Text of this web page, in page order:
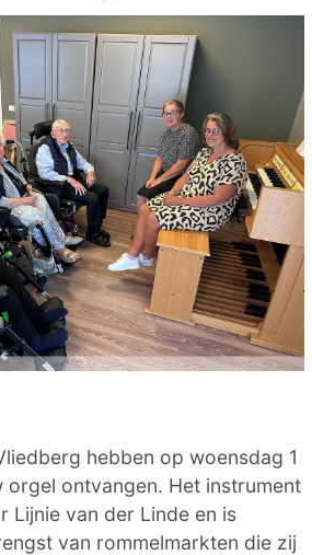
hebben op woensdag 1
orgel ontvangen. Het instrument
Lijnie van der Linde en is
van rommelmarkten die zij